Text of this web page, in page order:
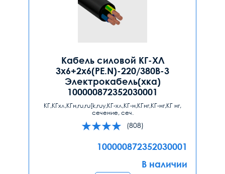
Кабель силовой КГ-ХЛ
3х6+2х6(PE.N)-220/380В-3
Электрокабель(хка)
100000872352030001
КГ,КГхл,КГн,ru,ru[k,ruy,КГ-хл,КГ-н,КГнг,КГ-нг,КГ нг,
сечение, сеч.
(808)
100000872352030001
В наличии